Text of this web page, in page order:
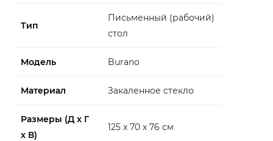
Тип
Письменный (рабочий)
стол
Модель Burano
Материал Закаленное стекло
Размеры (Д x Г
x В)
125 x 70 x 76 см